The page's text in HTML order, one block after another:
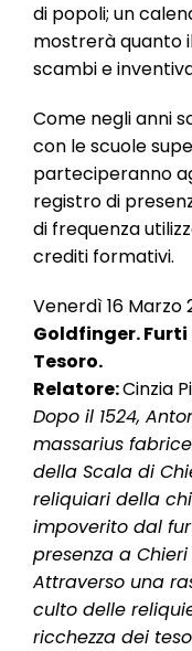
di popoli; un
mostrerà quanto
scambi e
Come negli anni
con le scuole
parteciperanno
registro di
di frequenza
crediti formativi.
Venerdì 16 Marzo
Goldfinger.
Tesoro.
Relatore:Cinzia
Dopo il 1524,
massarius
della Scala di
reliquiari della
impoverito dal
presenza a
Attraverso una
culto delle
ricchezza dei